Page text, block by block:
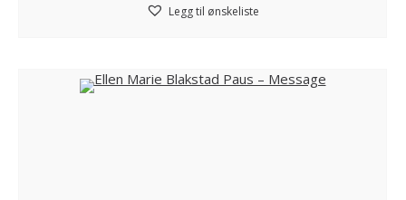
Legg til ønskeliste